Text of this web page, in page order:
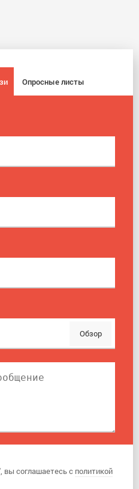
Опросные листы
Обзор
вы соглашаетесь с политикой